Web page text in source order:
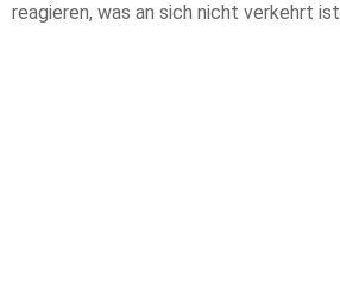
reagieren, was an sich nicht verkehrt ist.